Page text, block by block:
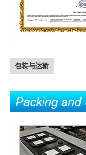
包装与运输